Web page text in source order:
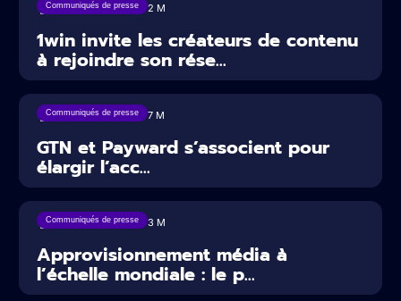
Communiqués de presse
23/07/2026 2 M
1win invite les créateurs de contenu
à rejoindre son rése...
Communiqués de presse
23/07/2026 7 M
GTN et Payward s’associent pour
élargir l’acc...
Communiqués de presse
20/07/2026 3 M
Approvisionnement média à
l’échelle mondiale : le p...